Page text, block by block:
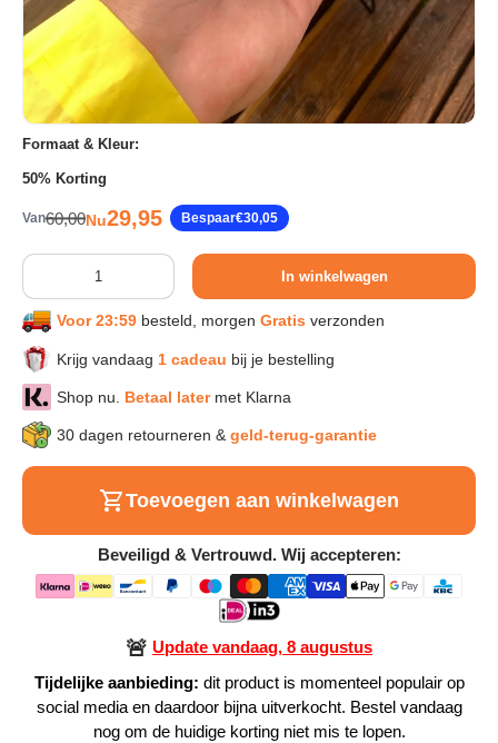
Sport & Herstel
Wonen & Interieur
Kids & Speelgoed
Huisdieren
Huishouden & Schoonmaak
Keuken & Koken
Alle collecties
Volg je bestelling
Formaat & Kleur:
50% Korting
VanReguliere prijs
60,00Verkoopprijs
Nu29,95 Bespaar€30,05
Aantal
In winkelwagen
Voor 23:59 besteld, morgen Gratis verzonden
Krijg vandaag 1 cadeau bij je bestelling
Shop nu. Betaal latermet Klarna
30 dagen retourneren & geld-terug-garantie
Toevoegen aan winkelwagen
Beveiligd & Vertrouwd. Wij accepteren:
🚨 Update vandaag, 8 augustus
Tijdelijke aanbieding: dit product is momenteel populair op
social media en daardoor bijna uitverkocht. Bestel vandaag
nog om de huidige korting niet mis te lopen.